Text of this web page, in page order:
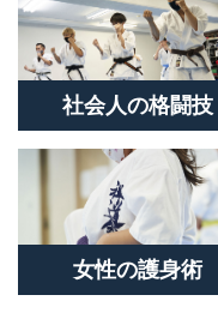
社会人の格闘技
女性の護身術